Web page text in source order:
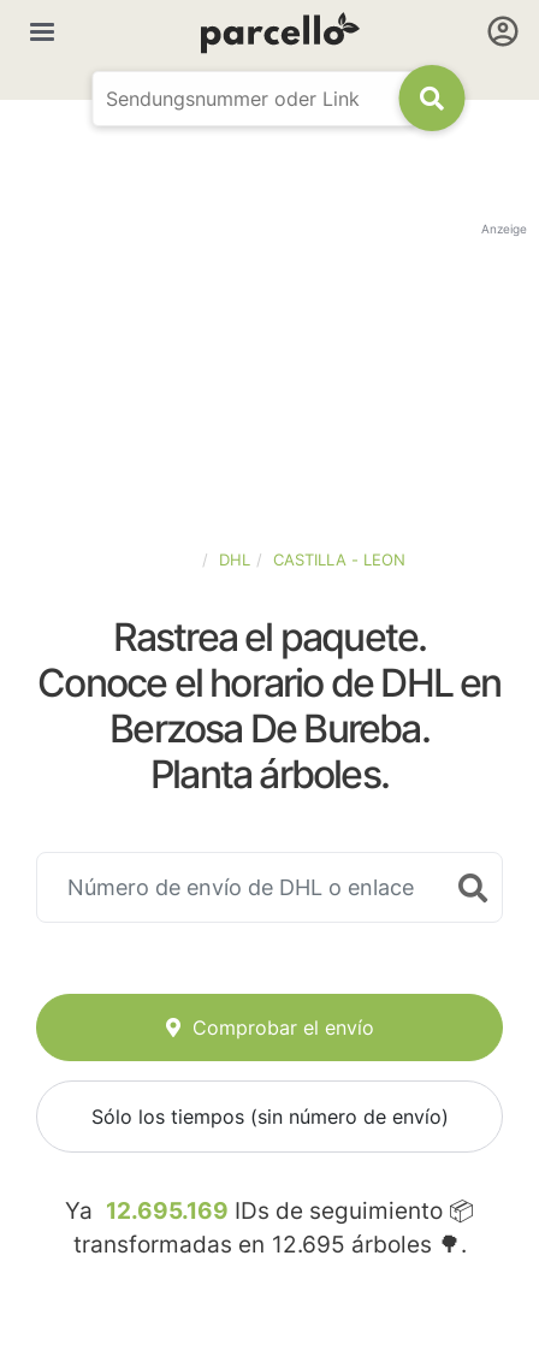
Anzeige
DHL CASTILLA - LEON
Rastrea el paquete.
Conoce el horario de DHL en
Berzosa De Bureba.
Planta árboles.
Comprobar el envío
Sólo los tiempos (sin número de envío)
Ya 12.695.169 IDs de seguimiento 📦
transformadas en 12.695 árboles 🌳.